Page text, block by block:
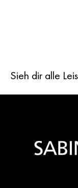
Sieh dir alle